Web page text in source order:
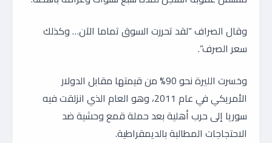
وقال الصراف “لقد تحررت السوق تماما الآن… وكذلك
سعر الصرف”.
وخسرت الليرة نحو 90% من قيمتها مقابل الدولار
الأمريكي في عام 2011، وهو العام الذي انزلقت فيه
سوريا إلى حرب أهلية بعد حملة قمع وحشية ضد
الاحتجاجات المطالبة بالديمقراطية.